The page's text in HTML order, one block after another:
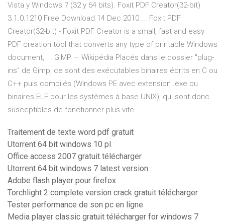
Vista y Windows 7 (32 y 64 bits). Foxit PDF Creator(32-bit)
3.1.0.1210 Free Download 14 Dec 2010 ... Foxit PDF
Creator(32-bit) - Foxit PDF Creator is a small, fast and easy
PDF creation tool that converts any type of printable Windows
document, ... GIMP — Wikipédia Placés dans le dossier "plug-
ins" de Gimp, ce sont des exécutables binaires écrits en C ou
C++ puis compilés (Windows PE avec extension .exe ou
binaires ELF pour les systèmes à base UNIX), qui sont donc
susceptibles de fonctionner plus vite…
Traitement de texte word pdf gratuit
Utorrent 64 bit windows 10 pl
Office access 2007 gratuit télécharger
Utorrent 64 bit windows 7 latest version
Adobe flash player pour firefox
Torchlight 2 complete version crack gratuit télécharger
Tester performance de son pc en ligne
Media player classic gratuit télécharger for windows 7